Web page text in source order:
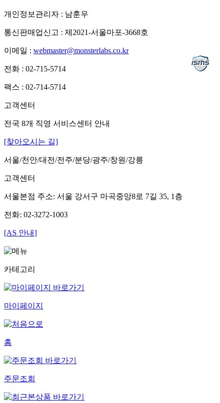
개인정보관리자 : 남훈우
통신판매업신고 : 제2021-서울마포-3668호
이메일 : webmaster@monsterlabs.co.kr
전화 : 02-715-5714
팩스 : 02-714-5714
고객센터
전국 8개 직영 서비스센터 안내
[찾아오시는 길]
서울/천안/대전/전주/분당/광주/창원/강릉
고객센터
서울본점 주소: 서울 강서구 마곡중앙8로 7길 35, 1층
전화: 02-3272-1003
[AS 안내]
카테고리
마이페이지
홈
주문조회